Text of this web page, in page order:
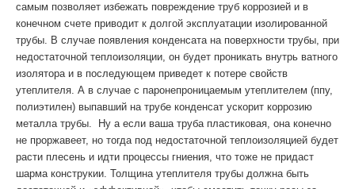
самым позволяет избежать повреждение труб коррозией и в
конечном счете приводит к долгой эксплуатации изолированной
трубы. В случае появления конденсата на поверхности трубы, при
недостаточной теплоизоляции, он будет проникать внутрь ватного
изолятора и в последующем приведет к потере свойств
утеплителя. А в случае с паронепроницаемым утеплителем (ппу,
полиэтилен) выпавший на трубе конденсат ускорит коррозию
металла трубы. Ну а если ваша труба пластиковая, она конечно
не проржавеет, но тогда под недостаточной теплоизоляцией будет
расти плесень и идти процессы гниения, что тоже не придаст
шарма конструкии. Толщина утеплителя трубы должна быть